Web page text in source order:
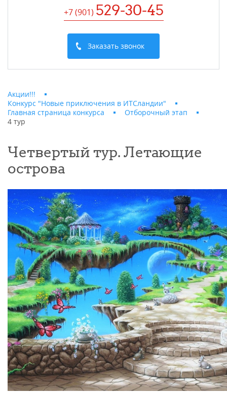
+7 (901) 529-30-45
Заказать звонок
Акции!!!
Конкурс "Новые приключения в ИТСландии"
Главная страница конкурса
Отборочный этап
4 тур
Четвертый тур. Летающие
острова